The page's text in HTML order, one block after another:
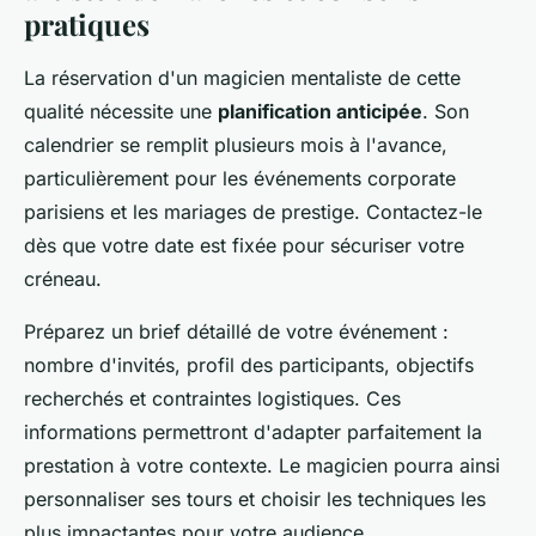
pratiques
La réservation d'un magicien mentaliste de cette
qualité nécessite une planification anticipée. Son
calendrier se remplit plusieurs mois à l'avance,
particulièrement pour les événements corporate
parisiens et les mariages de prestige. Contactez-le
dès que votre date est fixée pour sécuriser votre
créneau.
Préparez un brief détaillé de votre événement :
nombre d'invités, profil des participants, objectifs
recherchés et contraintes logistiques. Ces
informations permettront d'adapter parfaitement la
prestation à votre contexte. Le magicien pourra ainsi
personnaliser ses tours et choisir les techniques les